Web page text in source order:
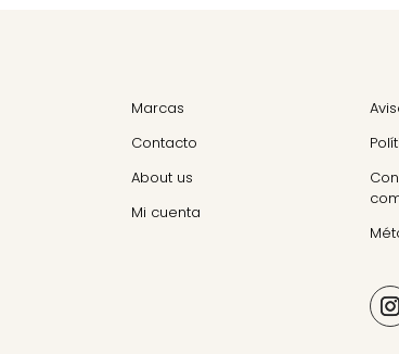
Marcas
Contacto
About us
Mi cuenta